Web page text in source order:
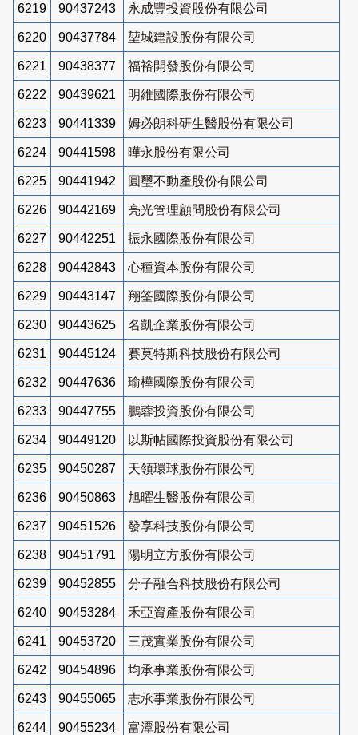
6219 90437243 永成豐投資股份有限公司
6220 90437784 堃城建設股份有限公司
6221 90438377 福裕開發股份有限公司
6222 90439621 明維國際股份有限公司
6223 90441339 姆必朗科研生醫股份有限公司
6224 90441598 曄永股份有限公司
6225 90441942 圓璽不動產股份有限公司
6226 90442169 亮光管理顧問股份有限公司
6227 90442251 振永國際股份有限公司
6228 90442843 心種資本股份有限公司
6229 90443147 翔筌國際股份有限公司
6230 90443625 名凱企業股份有限公司
6231 90445124 賽莫特斯科技股份有限公司
6232 90447636 瑜樺國際股份有限公司
6233 90447755 鵬蓉投資股份有限公司
6234 90449120 以斯帖國際投資股份有限公司
6235 90450287 天領環球股份有限公司
6236 90450863 旭曜生醫股份有限公司
6237 90451526 發享科技股份有限公司
6238 90451791 陽明立方股份有限公司
6239 90452855 分子融合科技股份有限公司
6240 90453284 禾亞資產股份有限公司
6241 90453720 三茂實業股份有限公司
6242 90454896 均承事業股份有限公司
6243 90455065 志承事業股份有限公司
6244 90455234 富潭股份有限公司